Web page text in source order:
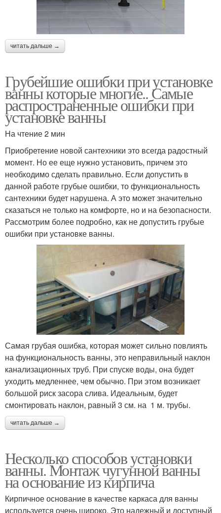
читать дальше →
Грубейшие ошибки при установке
ванны которые многие.. Самые
распространенные ошибки при
установке ванны
На чтение 2 мин
Приобретение новой сантехники это всегда радостный
момент. Но ее еще нужно установить, причем это
необходимо сделать правильно. Если допустить в
данной работе грубые ошибки, то функциональность
сантехники будет нарушена. А это может значительно
сказаться не только на комфорте, но и на безопасности.
Рассмотрим более подробно, как не допустить грубые
ошибки при установке ванны.
Самая грубая ошибка, которая может сильно повлиять
на функциональность ванны, это неправильный наклон
канализационных труб. При спуске воды, она будет
уходить медленнее, чем обычно. При этом возникает
большой риск засора слива. Идеальным, будет
смонтировать наклон, равный 3 см. на 1 м. трубы.
читать дальше →
Несколько способов установки
ванны. Монтаж чугунной ванны
на основание из кирпича
Кирпичное основание в качестве каркаса для ванны
используется очень широко. Это надежный и доступный